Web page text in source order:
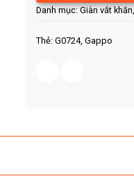
Danh mục:Giàn vắt khăn
Thẻ: G0724, Gappo